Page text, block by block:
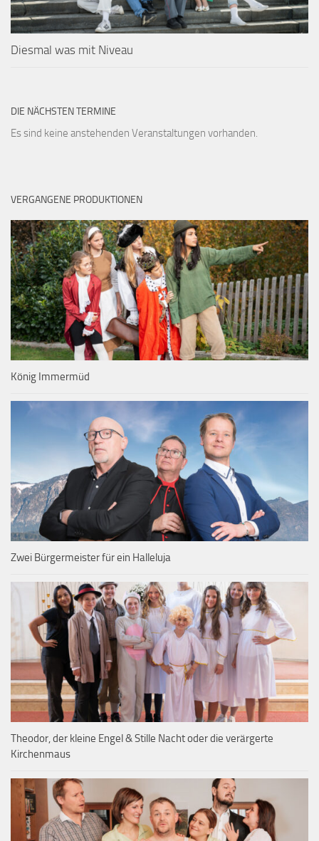
Diesmal was mit Niveau
DIE NÄCHSTEN TERMINE
Es sind keine anstehenden Veranstaltungen vorhanden.
VERGANGENE PRODUKTIONEN
König Immermüd
Zwei Bürgermeister für ein Halleluja
Theodor, der kleine Engel & Stille Nacht oder die verärgerte
Kirchenmaus